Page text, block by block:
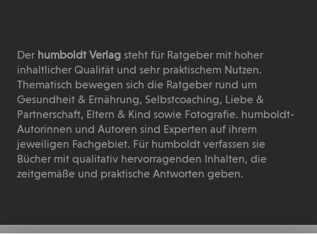
Derhumboldt Verlag steht für Ratgeber mit hoher
inhaltlicher Qualität und sehr praktischem Nutzen.
Thematisch bewegen sich die Ratgeber rund um
Gesundheit & Ernährung, Selbstcoaching, Liebe &
Partnerschaft, Eltern & Kind sowie Fotografie. humboldt-
Autorinnen und Autoren sind Experten auf ihrem
jeweiligen Fachgebiet. Für humboldt verfassen sie
Bücher mit qualitativ hervorragenden Inhalten, die
zeitgemäße und praktische Antworten geben.